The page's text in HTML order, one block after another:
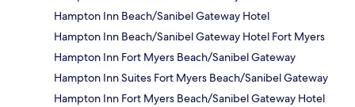
Hampton Inn Beach/Sanibel Gateway Hotel
Hampton Inn Beach/Sanibel Gateway Hotel Fort Myers
Hampton Inn Fort Myers Beach/Sanibel Gateway
Hampton Inn Suites Fort Myers Beach/Sanibel Gateway
Hampton Inn Fort Myers Beach/Sanibel Gateway Hotel